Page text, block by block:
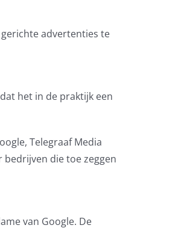
advertenties te
het in de praktijk een
Telegraaf Media
bedrijven die toe zeggen
van Google. De